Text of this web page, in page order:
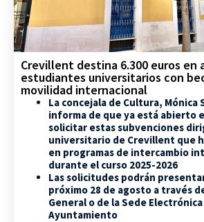
Crevillent destina 6.300 euros en
estudiantes universitarios con
movilidad internacional
La concejala de Cultura, Mónica
informa de que ya está abierto
solicitar estas subvenciones
universitario de Crevillent que
en programas de intercambio
durante el curso 2025-2026
Las solicitudes podrán
próximo 28 de agosto a través
General o de la Sede
Ayuntamiento